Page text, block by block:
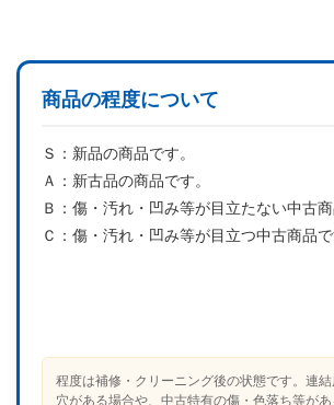
商品の程度について
Ｓ： 新品の商品です。
Ａ： 新古品の商品です。
Ｂ： 傷・汚れ・凹み等が目立たない中古商
Ｃ： 傷・汚れ・凹み等が目立つ中古商品で
程度は補修・クリーニング後の状態です。連結
穴がある場合や、中古特有の傷・色落ち等があ